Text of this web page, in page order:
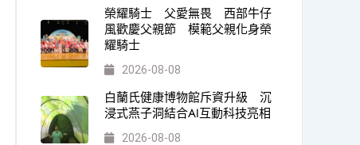
榮耀騎士 父愛無畏 西部牛仔
風歡慶父親節 模範父親化身榮
耀騎士
2026-08-08
白蘭氏健康博物館斥資升級 沉
浸式燕子洞結合AI互動科技亮相
2026-08-08